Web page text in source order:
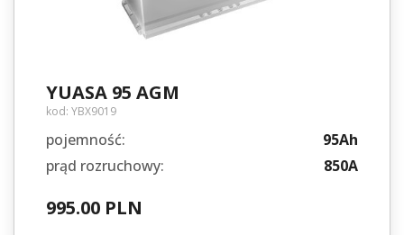
YUASA 95 AGM
kod: YBX9019
pojemność:
95Ah
prąd rozruchowy:
850A
995.00 PLN